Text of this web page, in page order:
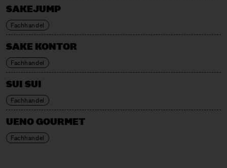
SAKEJUMP
Fachhandel
SAKE KONTOR
Fachhandel
SUI SUI
Fachhandel
UENO GOURMET
Fachhandel